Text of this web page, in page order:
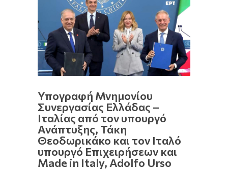
Υπογραφή Μνημονίου
Συνεργασίας Ελλάδας –
Ιταλίας από τον υπουργό
Ανάπτυξης, Τάκη
Θεοδωρικάκο και τον Ιταλό
υπουργό Επιχειρήσεων και
Made in Italy, Adolfo Urso